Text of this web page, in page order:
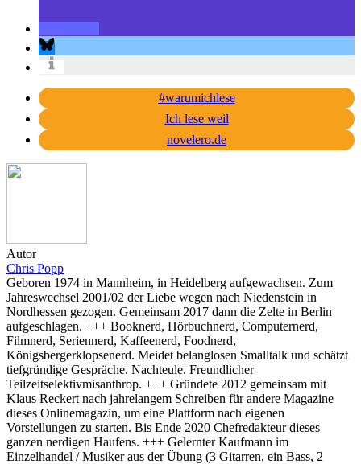
#warumichlese
Ich lese weil
novelero.de
Autor
Chris Popp
Geboren 1974 in Mannheim, in Heidelberg aufgewachsen. Zum
Jahreswechsel 2001/02 der Liebe wegen nach Niedenstein in
Nordhessen gezogen. Gemeinsam 2017 dann die Zelte in Berlin
aufgeschlagen. +++ Booknerd, Hörbuchnerd, Computernerd,
Filmnerd, Seriennerd, Kaffeenerd, Foodnerd,
Königsbergerklopsenerd. Meidet belanglosen Smalltalk und schätzt
tiefgründige Gespräche. Nachteule. Freundlicher
Teilzeitselektivmisanthrop. +++ Gründete 2012 gemeinsam mit
Klaus Reckert nach jahrelangem Schreiben für andere Magazine
dieses Onlinemagazin, um eine Plattform nach eigenen
Vorstellungen zu starten. Bis Ende 2020 Chefredakteur dieses
ganzen nerdigen Haufens. +++ Gelernter Kaufmann im
Einzelhandel / Musiker aus der Übung (3 Gitarren, ein Bass, 2